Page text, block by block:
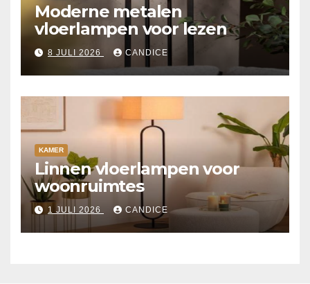
Moderne metalen
vloerlampen voor lezen
8 JULI 2026 CANDICE
KAMER
Linnen vloerlampen voor
woonruimtes
1 JULI 2026 CANDICE